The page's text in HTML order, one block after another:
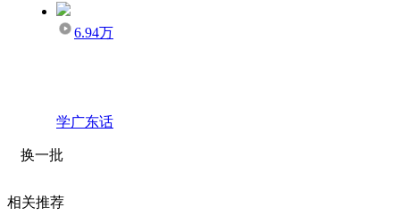
6.94万
学广东话
换一批
相关推荐